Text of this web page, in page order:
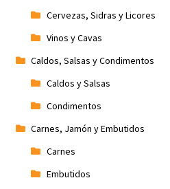
Cervezas, Sidras y Licores
Vinos y Cavas
Caldos, Salsas y Condimentos
Caldos y Salsas
Condimentos
Carnes, Jamón y Embutidos
Carnes
Embutidos